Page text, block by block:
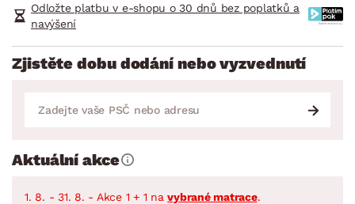
Odložte platbu v e-shopu o 30 dnů bez poplatků a
navýšení
Zjistěte dobu dodání nebo vyzvednutí
Aktuální akce
1. 8. - 31. 8. - Akce 1 + 1 navybrané matrace.